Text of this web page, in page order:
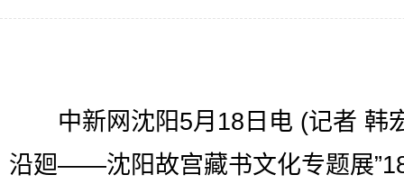
中新网沈阳5月18日电 (记者 韩
沿廻——沈阳故宫藏书文化专题展